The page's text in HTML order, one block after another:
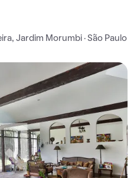
Jardim Morumbi · São Paulo